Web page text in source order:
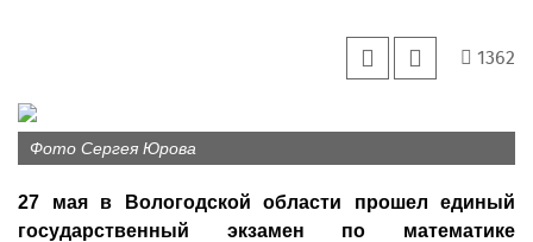
1362
Фото Сергея Юрова
27 мая в Вологодской области прошел единый
государственный экзамен по математике